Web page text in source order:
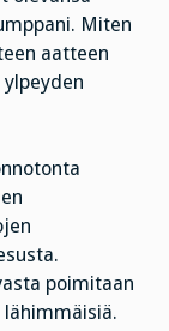
Miten
aatteen
poimitaan